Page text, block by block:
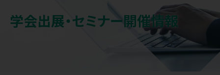
学会出展・セミナー開催情報